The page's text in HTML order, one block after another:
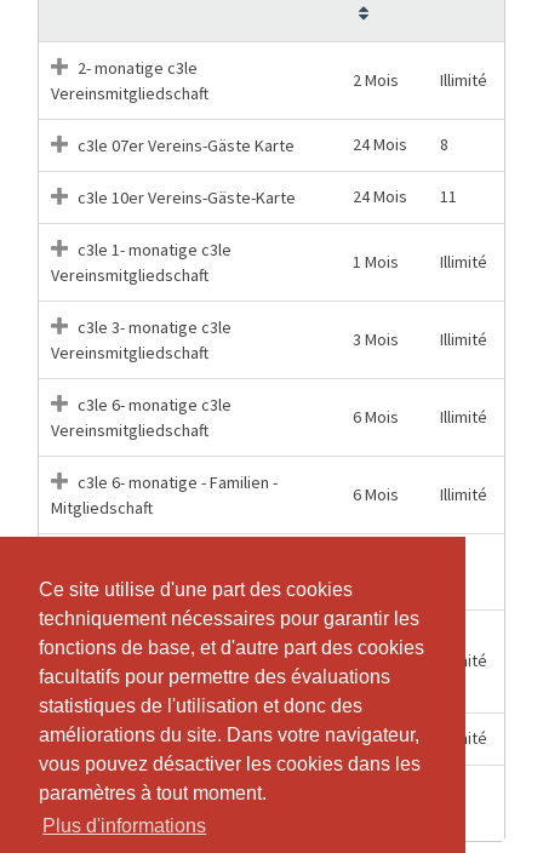
Ce site utilise d'une part des cookies
techniquement nécessaires pour garantir les
fonctions de base, et d'autre part des cookies
facultatifs pour permettre des évaluations
statistiques de l'utilisation et donc des
améliorations du site. Dans votre navigateur,
vous pouvez désactiver les cookies dans les
paramètres à tout moment.
Plus d'informations
Ce site utilise d'une part des cookies
techniquement nécessaires pour garantir les
fonctions de base, et d'autre part des cookies
facultatifs pour permettre des évaluations
statistiques de l'utilisation et donc des
améliorations du site. Dans votre navigateur,
vous pouvez désactiver les cookies dans les
paramètres à tout moment.
Plus d'informations
2- monatige c3le
Vereinsmitgliedschaft
2 Mois Illimité
c3le 07er Vereins-Gäste Karte 24 Mois 8
c3le 10er Vereins-Gäste-Karte 24 Mois 11
c3le 1- monatige c3le
Vereinsmitgliedschaft
1 Mois Illimité
c3le 3- monatige c3le
Vereinsmitgliedschaft
3 Mois Illimité
c3le 6- monatige c3le
Vereinsmitgliedschaft
6 Mois Illimité
c3le 6- monatige - Familien -
Mitgliedschaft
6 Mois Illimité
c3le Jahres "KombiPlus"
Mitgliedschaft c3le und Van der Merwe
Center
12 Mois Illimité
c3le Jahres Vereinsmitgliedschaft 12 Mois Illimité
c3le Probetraining